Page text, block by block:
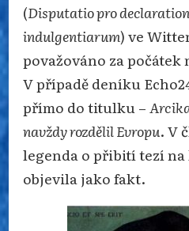
(Disputatio pro
indulgentiarum) ve
považováno za počátek
V případě deníku
přímo do titulku –
navždy rozdělil Evropu. V
legenda o přibití tezí
objevila jako fakt.